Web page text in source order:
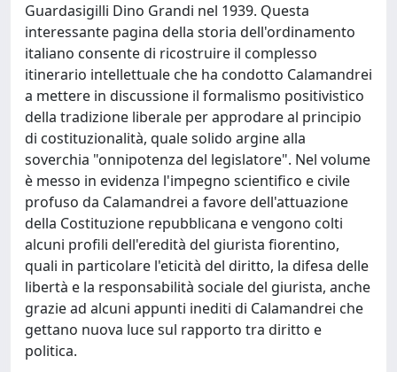
Guardasigilli Dino Grandi nel 1939. Questa
interessante pagina della storia dell'ordinamento
italiano consente di ricostruire il complesso
itinerario intellettuale che ha condotto Calamandrei
a mettere in discussione il formalismo positivistico
della tradizione liberale per approdare al principio
di costituzionalità, quale solido argine alla
soverchia "onnipotenza del legislatore". Nel volume
è messo in evidenza l'impegno scientifico e civile
profuso da Calamandrei a favore dell'attuazione
della Costituzione repubblicana e vengono colti
alcuni profili dell'eredità del giurista fiorentino,
quali in particolare l'eticità del diritto, la difesa delle
libertà e la responsabilità sociale del giurista, anche
grazie ad alcuni appunti inediti di Calamandrei che
gettano nuova luce sul rapporto tra diritto e
politica.